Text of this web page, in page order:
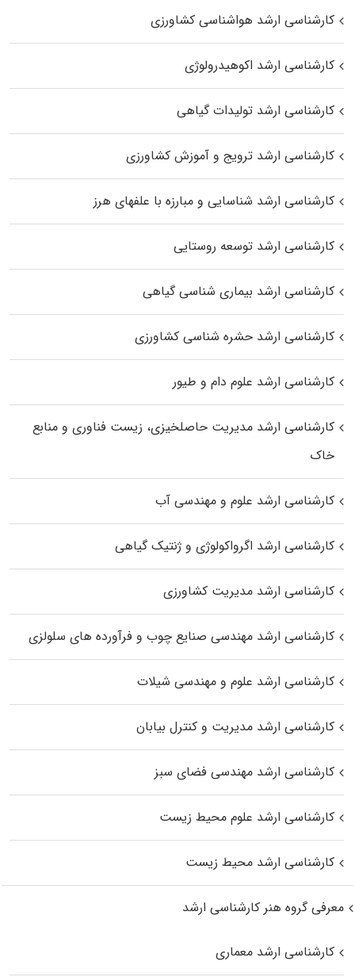
کارشناسی ارشد هواشناسی کشاورزی
کارشناسی ارشد اکوهیدرولوژی
کارشناسی ارشد تولیدات گیاهی
کارشناسی ارشد ترویج و آموزش کشاورزی
کارشناسی ارشد شناسایی و مبارزه با علفهای هرز
کارشناسی ارشد توسعه روستایی
کارشناسی ارشد بیماری‌ شناسی گیاهی
کارشناسی ارشد حشره‌ شناسی کشاورزی
کارشناسی ارشد علوم دام و طیور
کارشناسی ارشد مدیریت حاصلخیزی، زیست فناوری و منابع
خاک
کارشناسی ارشد علوم و مهندسی آب
کارشناسی ارشد اگرواکولوژی و ژنتیک گیاهی
کارشناسی ارشد مدیریت کشاورزی
کارشناسی ارشد مهندسی صنایع چوب و فرآورده‌ های سلولزی
کارشناسی ارشد علوم و مهندسی شیلات
کارشناسی ارشد مدیریت و کنترل بیابان
کارشناسی ارشد مهندسی فضای سبز
کارشناسی ارشد علوم محیط‌ زیست
کارشناسی ارشد محیط زیست
معرفی گروه هنر کارشناسی ارشد
کارشناسی ارشد معماری